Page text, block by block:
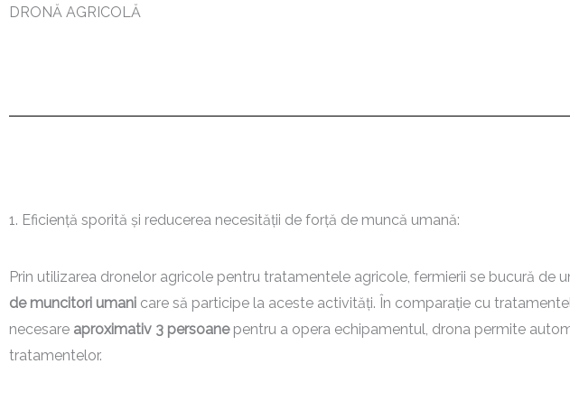
DRONĂ AGRICOLĂ
1. Eficiență sporită și reducerea necesității de forță de muncă umană:
Prin utilizarea dronelor agricole pentru tratamentele agricole, fermierii se bucură de
de muncitori umani care să participe la aceste activități. În comparație cu
necesare aproximativ 3 persoanepentru a opera echipamentul, drona permite
tratamentelor.